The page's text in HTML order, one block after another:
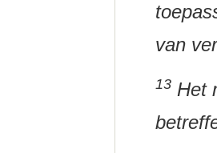
van
13 Het